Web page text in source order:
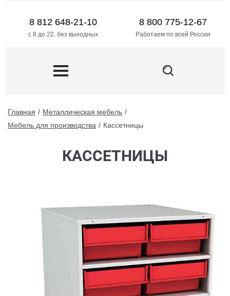
8 812 648-21-10
с 8 до 22, без выходных
8 800 775-12-67
Работаем по всей России
Главная
Металлическая мебель
Мебель для производства
Кассетницы
КАССЕТНИЦЫ